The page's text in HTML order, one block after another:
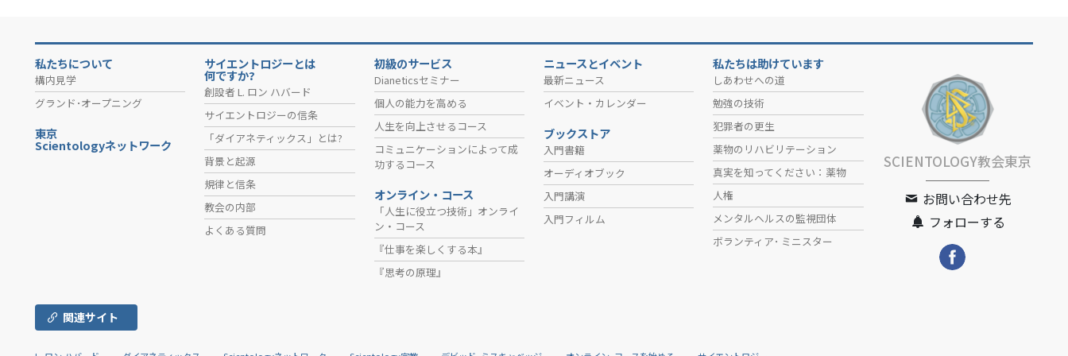
私たちについて
構内見学
グランド･オープニング
東京
Scientologyネットワーク
サイエントロジーとは
何ですか?
創設者 L. ロン ハバード
サイエントロジーの信条
「ダイアネティックス」とは?
背景と起源
規律と信条
教会の内部
よくある質問
初級のサービス
Dianeticsセミナー
個人の能力を高める
人生を向上させるコース
コミュニケーションによって成
功するコース
オンライン・コース
「人生に役立つ技術」オンライ
ン・コース
『仕事を楽しくする本』
『思考の原理』
ニュースとイベント
最新ニュース
イベント・カレンダー
ブックストア
入門書籍
オーディオブック
入門講演
入門フィルム
私たちは助けています
しあわせへの道
勉強の技術
犯罪者の更生
薬物のリハビリテーション
真実を知ってください：薬物
人権
メンタルヘルスの監視団体
ボランティア･ ミニスター
SCIENTOLOGY教会東京
お問い合わせ先
フォローする
関連サイト